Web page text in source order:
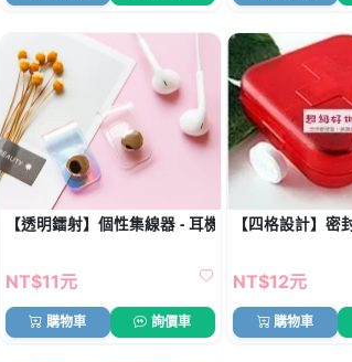
旅行壓縮襪
【透明鐳射】個性集線器 - 耳機充電線收納
NT$11元
購物車 詢價車
【四格設計】
NT$12元
購物車